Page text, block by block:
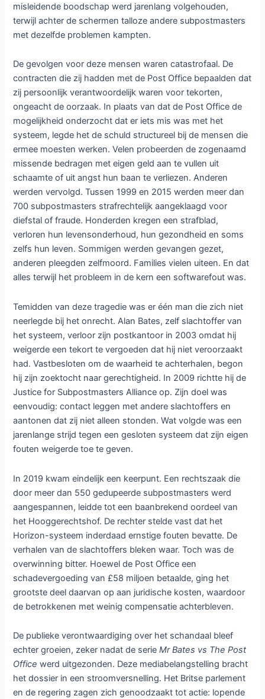
misleidende boodschap werd jarenlang volgehouden,
terwijl achter de schermen talloze andere subpostmasters
met dezelfde problemen kampten.
De gevolgen voor deze mensen waren catastrofaal. De
contracten die zij hadden met de Post Office bepaalden dat
zij persoonlijk verantwoordelijk waren voor tekorten,
ongeacht de oorzaak. In plaats van dat de Post Office de
mogelijkheid onderzocht dat er iets mis was met het
systeem, legde het de schuld structureel bij de mensen die
ermee moesten werken. Velen probeerden de zogenaamd
missende bedragen met eigen geld aan te vullen uit
schaamte of uit angst hun baan te verliezen. Anderen
werden vervolgd. Tussen 1999 en 2015 werden meer dan
700 subpostmasters strafrechtelijk aangeklaagd voor
diefstal of fraude. Honderden kregen een strafblad,
verloren hun levensonderhoud, hun gezondheid en soms
zelfs hun leven. Sommigen werden gevangen gezet,
anderen pleegden zelfmoord. Families vielen uiteen. En dat
alles terwijl het probleem in de kern een softwarefout was.
Temidden van deze tragedie was er één man die zich niet
neerlegde bij het onrecht. Alan Bates, zelf slachtoffer van
het systeem, verloor zijn postkantoor in 2003 omdat hij
weigerde een tekort te vergoeden dat hij niet veroorzaakt
had. Vastbesloten om de waarheid te achterhalen, begon
hij zijn zoektocht naar gerechtigheid. In 2009 richtte hij de
Justice for Subpostmasters Alliance op. Zijn doel was
eenvoudig: contact leggen met andere slachtoffers en
aantonen dat zij niet alleen stonden. Wat volgde was een
jarenlange strijd tegen een gesloten systeem dat zijn eigen
fouten weigerde toe te geven.
In 2019 kwam eindelijk een keerpunt. Een rechtszaak die
door meer dan 550 gedupeerde subpostmasters werd
aangespannen, leidde tot een baanbrekend oordeel van
het Hooggerechtshof. De rechter stelde vast dat het
Horizon-systeem inderdaad ernstige fouten bevatte. De
verhalen van de slachtoffers bleken waar. Toch was de
overwinning bitter. Hoewel de Post Office een
schadevergoeding van £58 miljoen betaalde, ging het
grootste deel daarvan op aan juridische kosten, waardoor
de betrokkenen met weinig compensatie achterbleven.
De publieke verontwaardiging over het schandaal bleef
echter groeien, zeker nadat de serieMr Bates vs The Post
Office werd uitgezonden. Deze mediabelangstelling bracht
het dossier in een stroomversnelling. Het Britse parlement
en de regering zagen zich genoodzaakt tot actie: lopende